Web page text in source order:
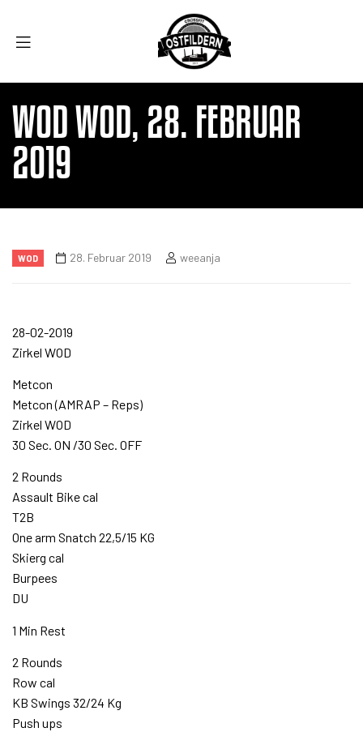
WOD WOD, 28. FEBRUAR
2019
WOD 28. Februar 2019 weeanja
28-02-2019
Zirkel WOD
Metcon
Metcon (AMRAP – Reps)
Zirkel WOD
30 Sec. ON /30 Sec. OFF
2 Rounds
Assault Bike cal
T2B
One arm Snatch 22,5/15 KG
Skierg cal
Burpees
DU
1 Min Rest
2 Rounds
Row cal
KB Swings 32/24 Kg
Push ups